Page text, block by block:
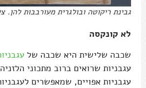
גבינת ריקוטה ובולגרית מעורבבות להן.
לא קונקסה
שכבה שלישית היא שכבה של
עגבניות שרואים ברוב מתכוני
עגבניות אפויים, שמאפשרים